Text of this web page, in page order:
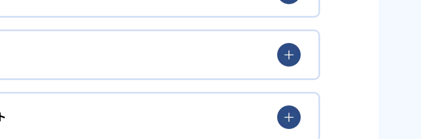
に応じたレベルから学習を始めている。
ことで子どもたちは多くの成功体験を積み、学習する楽しさを経験
を経験しながら無理なく力を高めていける。
小学校に入ってもつまずきにくい学力を身につけられるだろう。